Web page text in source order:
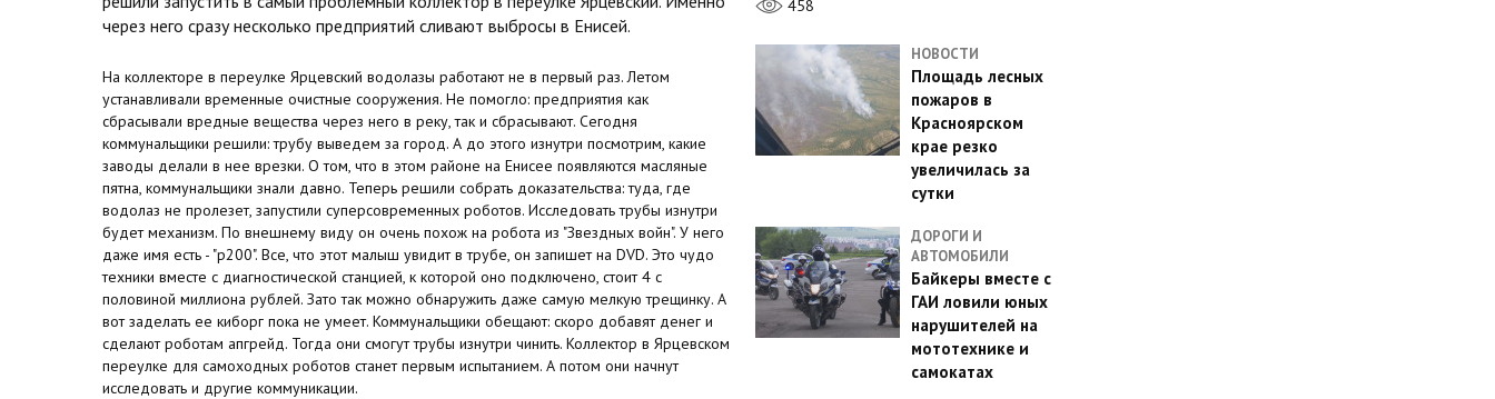
через него сразу несколько предприятий сливают выбросы в Енисей.
На коллекторе в переулке Ярцевский водолазы работают не в первый раз. Летом
устанавливали временные очистные сооружения. Не помогло: предприятия как
сбрасывали вредные вещества через него в реку, так и сбрасывают. Сегодня
коммунальщики решили: трубу выведем за город. А до этого изнутри посмотрим, какие
заводы делали в нее врезки. О том, что в этом районе на Енисее появляются масляные
пятна, коммунальщики знали давно. Теперь решили собрать доказательства: туда, где
водолаз не пролезет, запустили суперсовременных роботов. Исследовать трубы изнутри
будет механизм. По внешнему виду он очень похож на робота из "Звездных войн". У него
даже имя есть - "р200". Все, что этот малыш увидит в трубе, он запишет на DVD. Это чудо
техники вместе с диагностической станцией, к которой оно подключено, стоит 4 с
половиной миллиона рублей. Зато так можно обнаружить даже самую мелкую трещинку. А
вот заделать ее киборг пока не умеет. Коммунальщики обещают: скоро добавят денег и
сделают роботам апгрейд. Тогда они смогут трубы изнутри чинить. Коллектор в Ярцевском
переулке для самоходных роботов станет первым испытанием. А потом они начнут
исследовать и другие коммуникации.
458
НОВОСТИ
Площадь лесных
пожаров в
Красноярском
крае резко
увеличилась за
сутки
ДОРОГИ И
АВТОМОБИЛИ
Байкеры вместе с
ГАИ ловили юных
нарушителей на
мототехнике и
самокатах